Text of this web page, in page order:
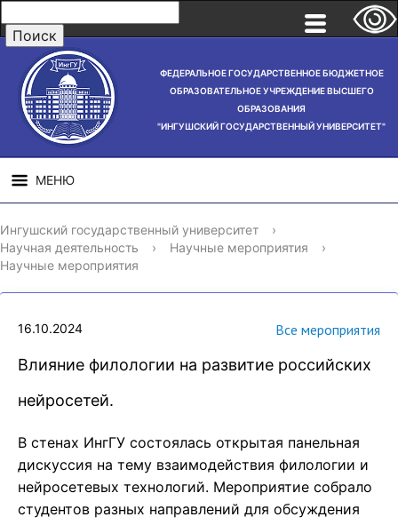
ФЕДЕРАЛЬНОЕ ГОСУДАРСТВЕННОЕ БЮДЖЕТНОЕ
ОБРАЗОВАТЕЛЬНОЕ УЧРЕЖДЕНИЕ ВЫСШЕГО
ОБРАЗОВАНИЯ
"ИНГУШСКИЙ ГОСУДАРСТВЕННЫЙ УНИВЕРСИТЕТ"
МЕНЮ
СВЕДЕНИЯ ОБ
ОБРАЗОВАТЕЛЬНОЙ
ОРГАНИЗАЦИИ
НАУЧНАЯ
ДЕЯТЕЛЬНОСТЬ
Ингушский государственный университет
›
Научная деятельность
› Научные мероприятия
›
Научные мероприятия
16.10.2024 Все мероприятия
Влияние филологии на развитие российских
нейросетей.
В стенах ИнгГУ состоялась открытая панельная
дискуссия на тему взаимодействия филологии и
нейросетевых технологий. Мероприятие собрало
студентов разных направлений для обсуждения